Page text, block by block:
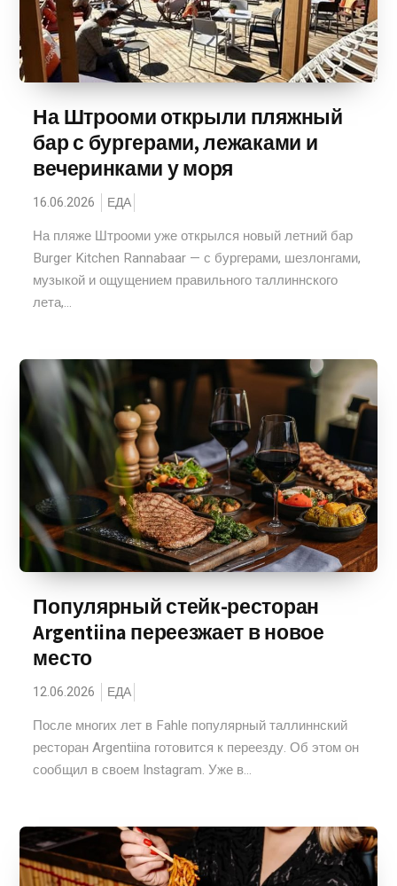
На Штрооми открыли пляжный
бар с бургерами, лежаками и
вечеринками у моря
16.06.2026 ЕДА
На пляже Штрооми уже открылся новый летний бар
Burger Kitchen Rannabaar — с бургерами, шезлонгами,
музыкой и ощущением правильного таллиннского
лета,...
Популярный стейк-ресторан
Argentiina переезжает в новое
место
12.06.2026 ЕДА
После многих лет в Fahle популярный таллиннский
ресторан Argentiina готовится к переезду. Об этом он
сообщил в своем Instagram. Уже в...